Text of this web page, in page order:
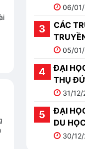
DU06/
CÁC
TOP 10
05/
ĐẠI
THỤ
31/12/
ĐẠI
DU
QUỐC
30/